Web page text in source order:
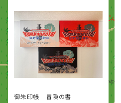
御朱印帳 冒険の書